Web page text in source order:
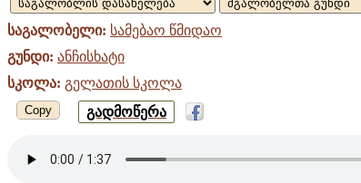
წმიდაო,
ანჩისხატი,
გელათის
სკოლა
საგალობელი: სამებაო წმიდაო
გუნდი: ანჩისხატი
სკოლა: გელათის სკოლა
Copy გადმოწერა